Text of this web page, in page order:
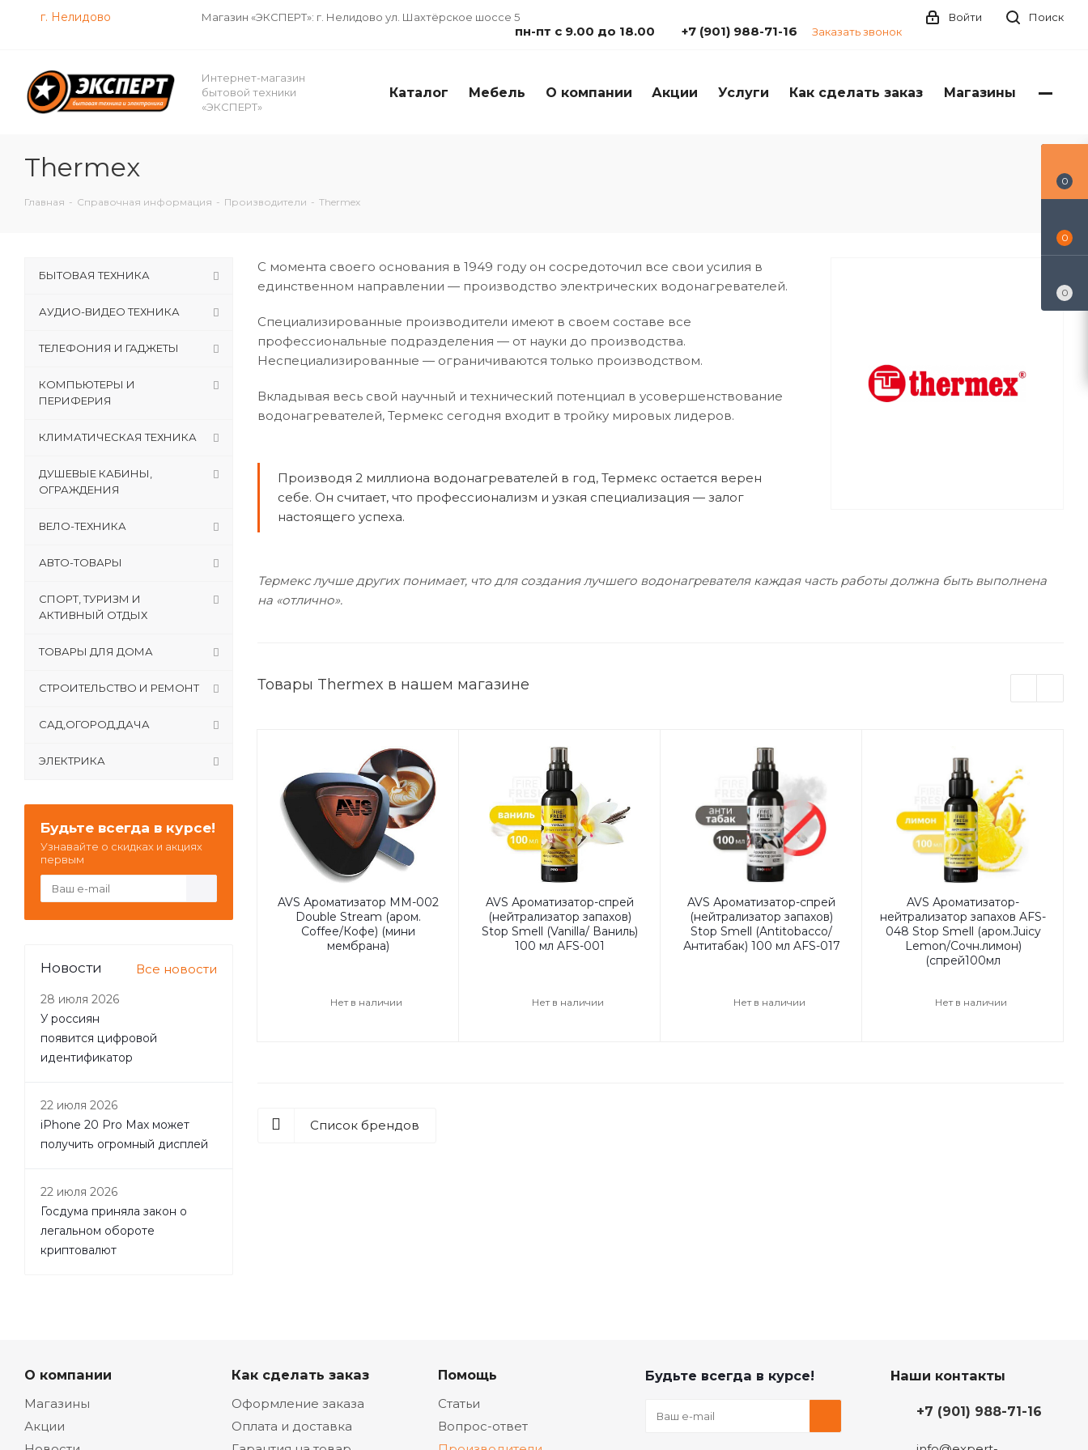
г. Нелидово Магазин «ЭКСПЕРТ»: г. Нелидово ул. Шахтёрское шоссе 5 Поиск
Войти
пн-пт с 9.00 до 18.00 +7 (901) 988-71-16 Заказать звонок
Интернет-магазин
бытовой техники
«ЭКСПЕРТ»
Каталог Мебель О компании Акции Услуги Как сделать заказ Магазины
Thermex
Главная - Справочная информация - Производители - Thermex
С момента своего основания в 1949 году он сосредоточил все свои усилия в
единственном направлении — производство электрических водонагревателей.
Специализированные производители имеют в своем составе все
профессиональные подразделения — от науки до производства.
Неспециализированные — ограничиваются только производством.
Вкладывая весь свой научный и технический потенциал в усовершенствование
водонагревателей, Термекс сегодня входит в тройку мировых лидеров.
Производя 2 миллиона водонагревателей в год, Термекс остается верен
себе. Он считает, что профессионализм и узкая специализация — залог
настоящего успеха.
Термекс лучше других понимает, что для создания лучшего водонагревателя каждая часть работы должна быть выполнена
на «отлично».
Товары Thermex в нашем магазине
AVS Ароматизатор MM-002
Double Stream (аром.
Coffee/Кофе) (мини
мембрана)
Нет в наличии
AVS Ароматизатор-спрей
(нейтрализатор запахов)
Stop Smell (Vanilla/ Ваниль)
100 мл AFS-001
Нет в наличии
AVS Ароматизатор-спрей
(нейтрализатор запахов)
Stop Smell (Antitobacco/
Антитабак) 100 мл AFS-017
Нет в наличии
AVS Ароматизатор-
нейтрализатор запахов AFS-
048 Stop Smell (аром.Juicy
Lemon/Сочн.лимон)
(спрей100мл
Нет в наличии
Список брендов
БЫТОВАЯ ТЕХНИКА
АУДИО-ВИДЕО ТЕХНИКА
ТЕЛЕФОНИЯ И ГАДЖЕТЫ
КОМПЬЮТЕРЫ И
ПЕРИФЕРИЯ
КЛИМАТИЧЕСКАЯ ТЕХНИКА
ДУШЕВЫЕ КАБИНЫ,
ОГРАЖДЕНИЯ
ВЕЛО-ТЕХНИКА
АВТО-ТОВАРЫ
СПОРТ, ТУРИЗМ И
АКТИВНЫЙ ОТДЫХ
ТОВАРЫ ДЛЯ ДОМА
СТРОИТЕЛЬСТВО И РЕМОНТ
САД,ОГОРОД,ДАЧА
ЭЛЕКТРИКА
Будьте всегда в курсе!
Узнавайте о скидках и акциях
первым
Новости Все новости
28 июля 2026
У россиян
появится цифровой
идентификатор
22 июля 2026
iPhone 20 Pro Max может
получить огромный дисплей
22 июля 2026
Госдума приняла закон о
легальном обороте
криптовалют
О компании
Магазины
Акции
Как сделать заказ
Оформление заказа
Оплата и доставка
Помощь
Статьи
Вопрос-ответ
Будьте всегда в курсе! Наши контакты
+7 (901) 988-71-16
0
0
0